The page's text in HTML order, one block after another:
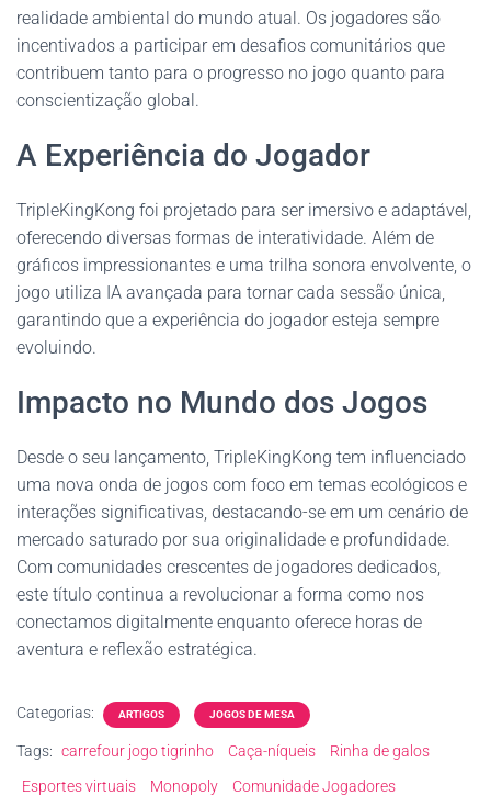
realidade ambiental do mundo atual. Os jogadores são
incentivados a participar em desafios comunitários que
contribuem tanto para o progresso no jogo quanto para
conscientização global.
A Experiência do Jogador
TripleKingKong foi projetado para ser imersivo e adaptável,
oferecendo diversas formas de interatividade. Além de
gráficos impressionantes e uma trilha sonora envolvente, o
jogo utiliza IA avançada para tornar cada sessão única,
garantindo que a experiência do jogador esteja sempre
evoluindo.
Impacto no Mundo dos Jogos
Desde o seu lançamento, TripleKingKong tem influenciado
uma nova onda de jogos com foco em temas ecológicos e
interações significativas, destacando-se em um cenário de
mercado saturado por sua originalidade e profundidade.
Com comunidades crescentes de jogadores dedicados,
este título continua a revolucionar a forma como nos
conectamos digitalmente enquanto oferece horas de
aventura e reflexão estratégica.
Categorias: ARTIGOS JOGOS DE MESA
Tags: carrefour jogo tigrinho Caça-níqueis
Rinha de galos
Esportes virtuais
Monopoly Comunidade Jogadores